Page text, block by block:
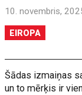
10. novembris,
EIROPA
Šādas izmaiņas
un to mērķis ir